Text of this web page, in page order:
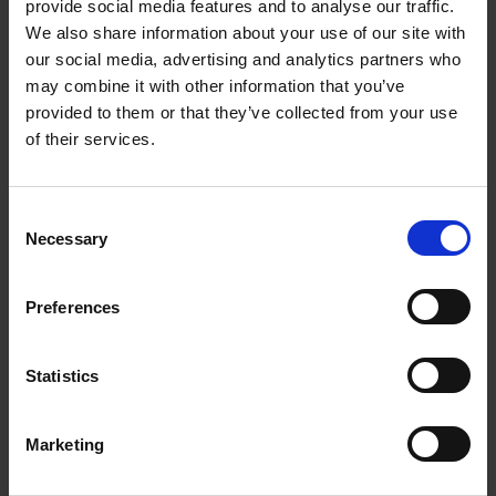
provide social media features and to analyse our traffic.
We also share information about your use of our site with
our social media, advertising and analytics partners who
may combine it with other information that you’ve
provided to them or that they’ve collected from your use
of their services.
Selection
Necessary
Preferences
Statistics
Marketing
Stel duidelijke doelen:Definieer wat je wilt
bereiken op korte en lange termijn. Dit
helpt je om je inspanningen te focussen.
Prioriteiten stellen:Gebruik methoden
zoalsde Eisenhower Matrix
Tijdblokken:
Plan specifieke tijdsblokken
Dit voorkomt multitasking en bevordert de
Elimineer afleidingen:
tools om focus te behouden, zoals noise-